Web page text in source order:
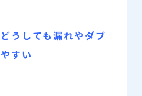
うしても漏れやダブ
すい